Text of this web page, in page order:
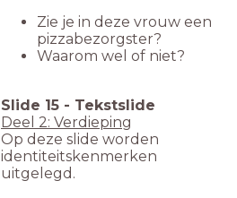
Zie je in deze vrouw een
pizzabezorgster?
Waarom wel of niet?
Slide 15 - Tekstslide
Deel 2: Verdieping
Op deze slide worden
identiteitskenmerken
uitgelegd.